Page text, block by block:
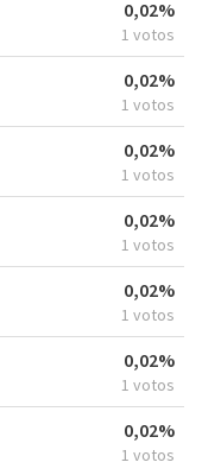
0,02%
1 votos
0,02%
1 votos
0,02%
1 votos
0,02%
1 votos
0,02%
1 votos
0,02%
1 votos
0,02%
1 votos